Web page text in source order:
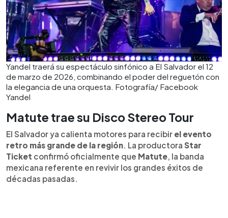
Yandel traerá su espectáculo sinfónico a El Salvador el 12
de marzo de 2026, combinando el poder del reguetón con
la elegancia de una orquesta. Fotografía/ Facebook
Yandel
Matute trae su Disco Stereo Tour
El Salvador ya calienta motores para recibir el evento
retro más grande de la región. La productora Star
Ticket confirmó oficialmente que Matute, la banda
mexicana referente en revivir los grandes éxitos de
décadas pasadas.